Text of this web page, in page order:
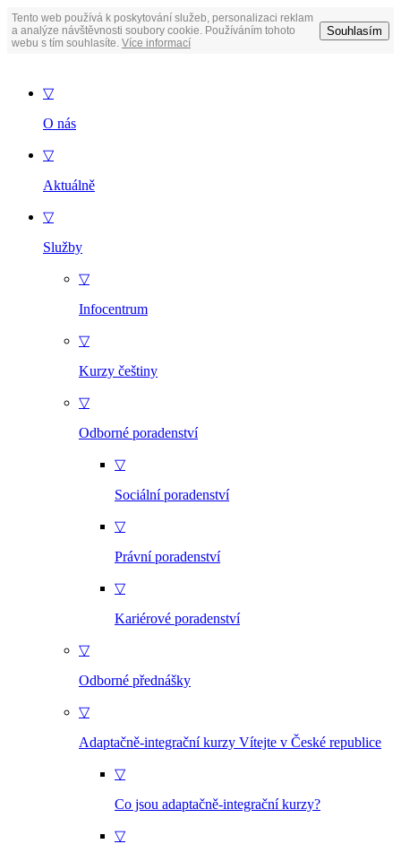
Tento web používá k poskytování služeb, personalizaci reklam
a analýze návštěvnosti soubory cookie. Používáním tohoto
webu s tím souhlasíte. Více informací
Souhlasím
▽
O nás
▽
Aktuálně
▽
Služby
▽
Infocentrum
▽
Kurzy češtiny
▽
Odborné poradenství
▽
Sociální poradenství
▽
Právní poradenství
▽
Kariérové poradenství
▽
Odborné přednášky
▽
Adaptačně-integrační kurzy Vítejte v České republice
▽
Co jsou adaptačně-integrační kurzy?
▽